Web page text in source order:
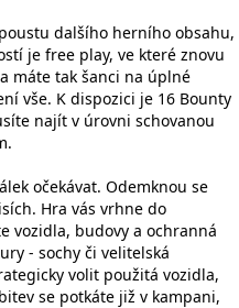
dalšího herního obsahu,
je free play, ve které znovu
máte tak šanci na úplné
vše. K dispozici je 16 Bounty
najít v úrovni schovanou
očekávat. Odemknou se
Hra vás vrhne do
vozidla, budovy a ochranná
- sochy či velitelská
volit použitá vozidla,
se potkáte již v kampani,